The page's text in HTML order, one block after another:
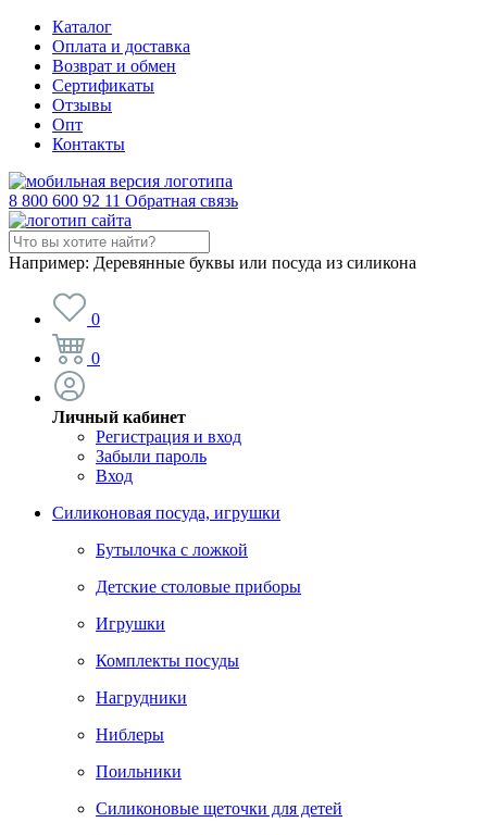
Каталог
Оплата и доставка
Возврат и обмен
Сертификаты
Отзывы
Опт
Контакты
8 800 600 92 11 Обратная связь
Например: Деревянные буквы или посуда из силикона
0
0
Личный кабинет
Регистрация и вход
Забыли пароль
Вход
Силиконовая посуда, игрушки
Бутылочка с ложкой
Детские столовые приборы
Игрушки
Комплекты посуды
Нагрудники
Ниблеры
Поильники
Силиконовые щеточки для детей